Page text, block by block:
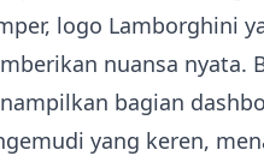
logo Lamborghini
nuansa nyata.
bagian
yang keren,